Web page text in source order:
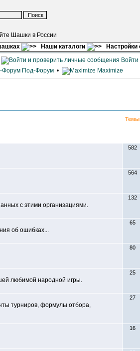
Шашки в России
Наши каталоги Настройки
Под-Форум • Maximize
Темы
582
564
с этими организациями.
132
об ошибках...
65
80
любимой народной игры.
25
турниров, формулы отбора,
27
16